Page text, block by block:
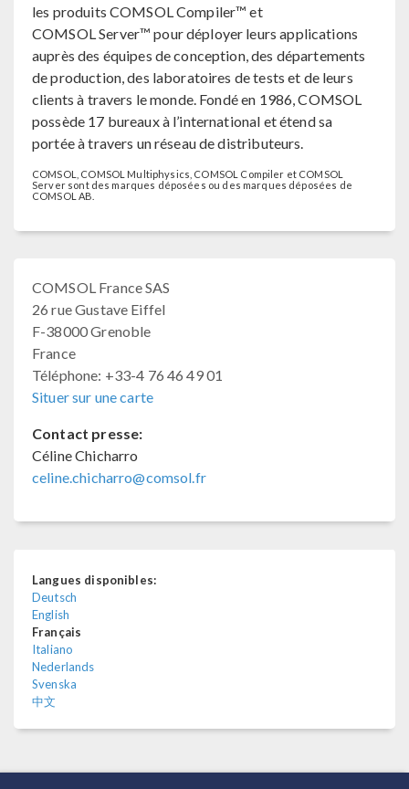
les produits COMSOL Compiler™ et
COMSOL Server™ pour déployer leurs applications
auprès des équipes de conception, des départements
de production, des laboratoires de tests et de leurs
clients à travers le monde. Fondé en 1986, COMSOL
possède 17 bureaux à l’international et étend sa
portée à travers un réseau de distributeurs.
COMSOL, COMSOL Multiphysics, COMSOL Compiler et COMSOL
Server sont des marques déposées ou des marques déposées de
COMSOL AB.
COMSOL France SAS
26 rue Gustave Eiffel
F-38000 Grenoble
France
Téléphone: +33-4 76 46 49 01
Situer sur une carte
Contact presse:
Céline Chicharro
celine.chicharro@comsol.fr
Langues disponibles:
Deutsch
English
Français
Italiano
Nederlands
Svenska
中文